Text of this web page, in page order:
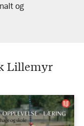
og
Lillemyr